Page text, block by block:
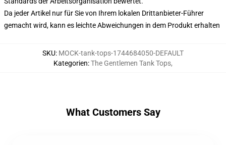
Da jeder Artikel nur für Sie von Ihrem lokalen Drittanbieter-Führer
gemacht wird, kann es leichte Abweichungen in dem Produkt erhalten
SKU: MOCK-tank-tops-1744684050-DEFAULT
Kategorien:The Gentlemen Tank Tops,
What Customers Say